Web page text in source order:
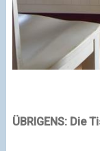
ÜBRIGENS: Die